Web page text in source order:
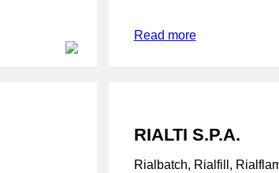
Read more
RIALTI S.P.A.
Rialbatch, Rialfill,